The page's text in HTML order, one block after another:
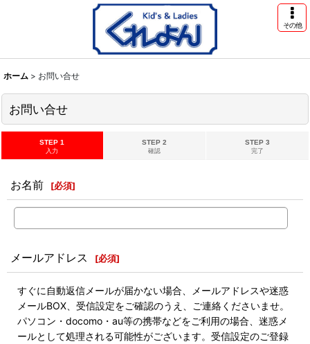
その他
ホーム > お問い合せ
お問い合せ
STEP 1
入力
STEP 2
確認
STEP 3
完了
お名前 [必須]
メールアドレス [必須]
すぐに自動返信メールが届かない場合、メールアドレスや迷惑
メールBOX、受信設定をご確認のうえ、ご連絡くださいませ。
パソコン・docomo・au等の携帯などをご利用の場合、迷惑メ
ールとして処理される可能性がございます。受信設定のご登録